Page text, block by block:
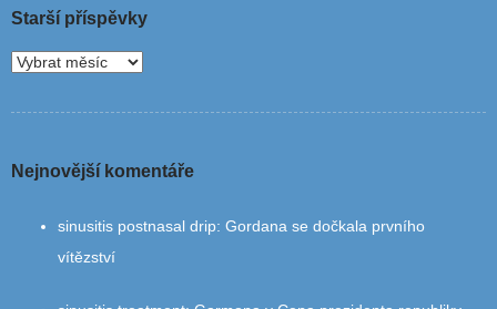
Starší příspěvky
Nejnovější komentáře
sinusitis postnasal drip: Gordana se dočkala prvního
vítězství